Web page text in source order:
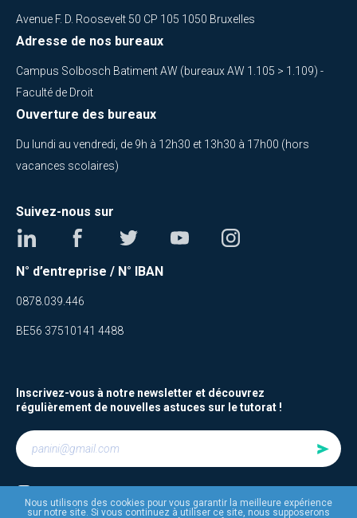
Avenue F. D. Roosevelt 50 CP 105 1050 Bruxelles
Adresse de nos bureaux
Campus Solbosch Batiment AW (bureaux AW 1.105 > 1.109) -
Faculté de Droit
Ouverture des bureaux
Du lundi au vendredi, de 9h à 12h30 et 13h30 à 17h00 (hors
vacances scolaires)
Suivez-nous sur
N° d’entreprise / N° IBAN
0878.039.446
BE56 37510141 4488
Inscrivez-vous à notre newsletter et découvrez
régulièrement de nouvelles astuces sur le tutorat !
Nous utilisons des cookies pour vous garantir la meilleure expérience
sur notre site. Si vous continuez à utiliser ce site, nous supposerons